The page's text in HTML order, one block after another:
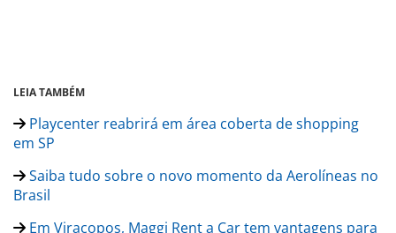
LEIA TAMBÉM
Playcenter reabrirá em área coberta de shopping
em SP
Saiba tudo sobre o novo momento da Aerolíneas no
Brasil
Em Viracopos, Maggi Rent a Car tem vantagens para